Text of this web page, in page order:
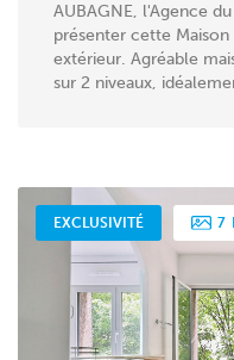
AUBAGNE, l'Agence
présenter cette
extérieur. Agréable
sur 2 niveaux,
EXCLUSIVITÉ 7